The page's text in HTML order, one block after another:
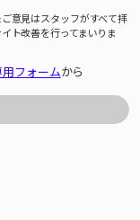
意見はスタッフがすべて拝
ト改善を行ってまいりま
フォームから